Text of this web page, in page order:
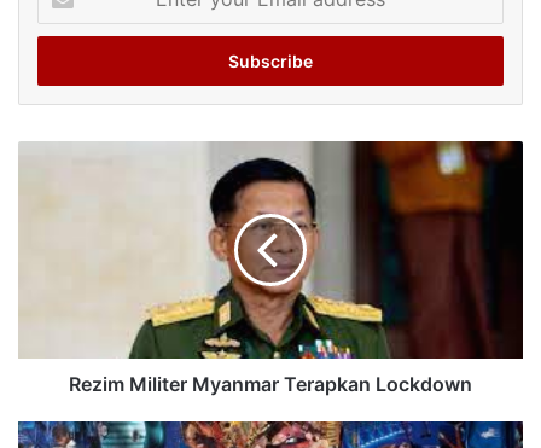
your
Email
Rezim Militer Myanmar Terapkan Lockdown